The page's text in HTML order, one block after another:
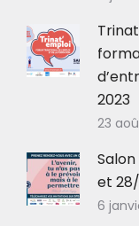
2023
23
et
6